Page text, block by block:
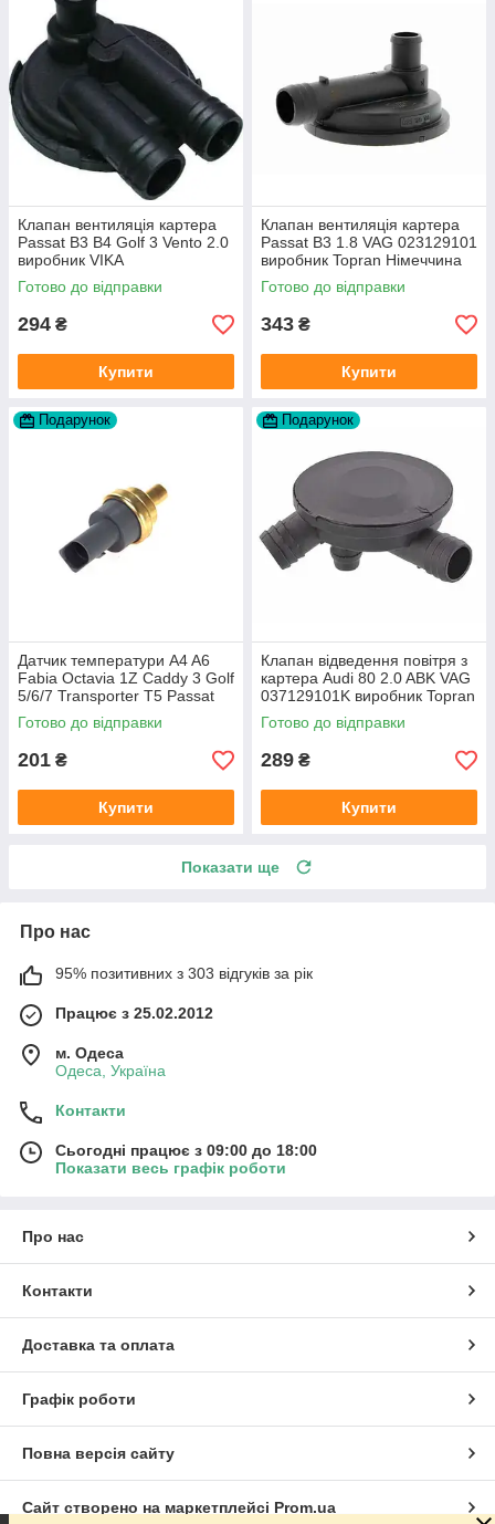
Клапан вентиляція картера
Passat B3 B4 Golf 3 Vento 2.0
виробник VIKA
Готово до відправки
294 ₴
Купити
Клапан вентиляція картера
Passat B3 1.8 VAG 023129101
виробник Topran Німеччина
Готово до відправки
343 ₴
Купити
Подарунок
Датчик температури A4 A6
Fabia Octavia 1Z Caddy 3 Golf
5/6/7 Transporter T5 Passat
B6 (колір сірий)
Готово до відправки
201 ₴
Купити
Подарунок
Клапан відведення повітря з
картера Audi 80 2.0 ABK VAG
037129101K виробник Topran
Німеччина
Готово до відправки
289 ₴
Купити
Показати ще
Про нас
95% позитивних з 303 відгуків за рік
Працює з 25.02.2012
м. Одеса
Одеса, Україна
Контакти
Сьогодні працює з 09:00 до 18:00
Показати весь графік роботи
Про нас
Контакти
Доставка та оплата
Графік роботи
Повна версія сайту
Сайт створено на маркетплейсі Prom.ua